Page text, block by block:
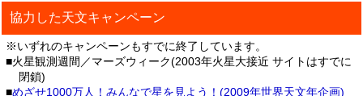
協力した天文キャンペーン
※いずれのキャンペーンもすでに終了しています。
■火星観測週間／マーズウィーク(2003年火星大接近 サイトはすでに
閉鎖)
■めざせ1000万人！みんなで星を見よう！(2009年世界天文年企画)